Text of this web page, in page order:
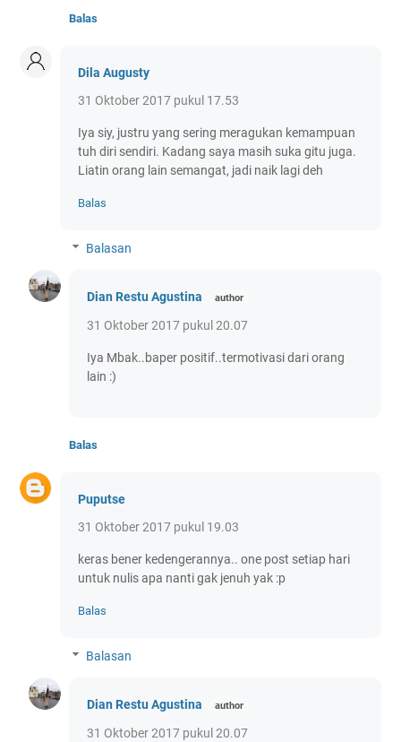
Balas
Dila Augusty
31 Oktober 2017 pukul 17.53
Iya siy, justru yang sering meragukan kemampuan
tuh diri sendiri. Kadang saya masih suka gitu juga.
Liatin orang lain semangat, jadi naik lagi deh
Balas
Balasan
Dian Restu Agustina
31 Oktober 2017 pukul 20.07
Iya Mbak..baper positif..termotivasi dari orang
lain :)
Balas
Puputse
31 Oktober 2017 pukul 19.03
keras bener kedengerannya.. one post setiap hari
untuk nulis apa nanti gak jenuh yak :p
Balas
Balasan
Dian Restu Agustina
31 Oktober 2017 pukul 20.07